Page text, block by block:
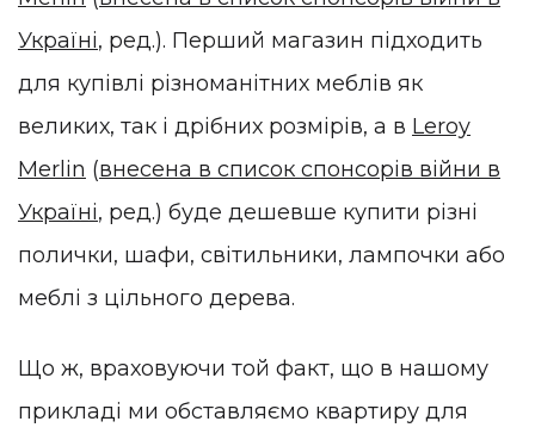
Україні, ред.). Перший магазин підходить
для купівлі різноманітних меблів як
великих, так і дрібних розмірів, а в Leroy
Merlin (внесена в список спонсорів війни в
Україні, ред.) буде дешевше купити різні
полички, шафи, світильники, лампочки або
меблі з цільного дерева.
Що ж, враховуючи той факт, що в нашому
прикладі ми обставляємо квартиру для